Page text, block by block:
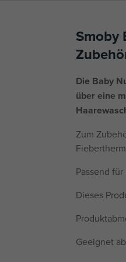
Smoby
Die Baby
über eine
Zum
Passend
Dieses
Geeignet